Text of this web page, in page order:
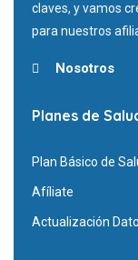
claves, y vamos
para nuestros
Nosotros
Planes de
Plan Básico de
Afíliate
Actualización